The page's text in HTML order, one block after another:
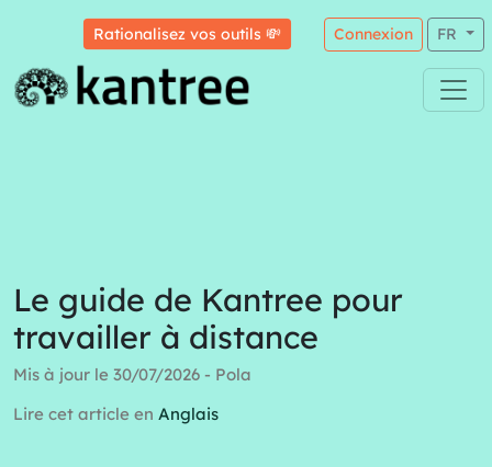
Rationalisez vos outils 💸 Connexion FR
Le guide de Kantree pour
travailler à distance
Mis à jour le 30/07/2026 - Pola
Lire cet article en Anglais